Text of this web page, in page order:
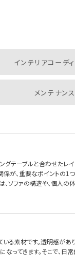
インテリアコーデ
メンテナンス
グテーブルと合わせた
係が、重要なポイントの1
、ソファの構造や、個人
る素材です。透明感があ
ってきます。そこで、日